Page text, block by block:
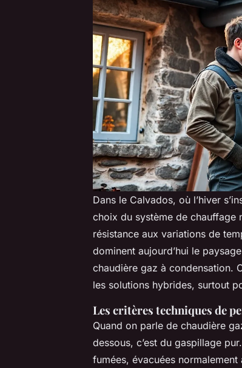
Dans le Calvados, où l’hiver
choix du système de chauffage
résistance aux variations de
dominent aujourd’hui le
chaudière gaz à condensation.
les solutions hybrides, surtout
Les critères techniques de
Quand on parle de chaudière
dessous, c’est du gaspillage
fumées, évacuées